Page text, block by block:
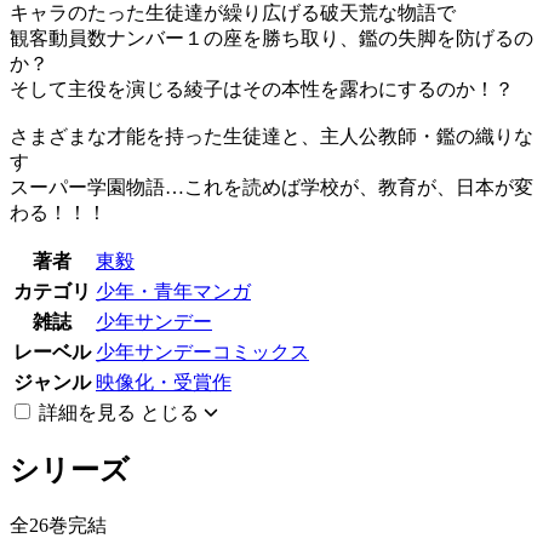
キャラのたった生徒達が繰り広げる破天荒な物語で
観客動員数ナンバー１の座を勝ち取り、鑑の失脚を防げるの
か？
そして主役を演じる綾子はその本性を露わにするのか！？
さまざまな才能を持った生徒達と、主人公教師・鑑の織りな
す
スーパー学園物語…これを読めば学校が、教育が、日本が変
わる！！！
著者
東毅
カテゴリ 少年・青年マンガ
雑誌
少年サンデー
レーベル 少年サンデーコミックス
ジャンル 映像化・受賞作
詳細を見る とじる
シリーズ
全26巻完結